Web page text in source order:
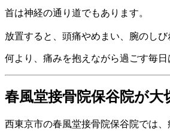
首は神経の通り道でもあります。
放置すると、頭痛やめまい、腕のし
何より、痛みを抱えながら過ごす毎日
春風堂接骨院保谷院が大
西東京市の春風堂接骨院保谷院では